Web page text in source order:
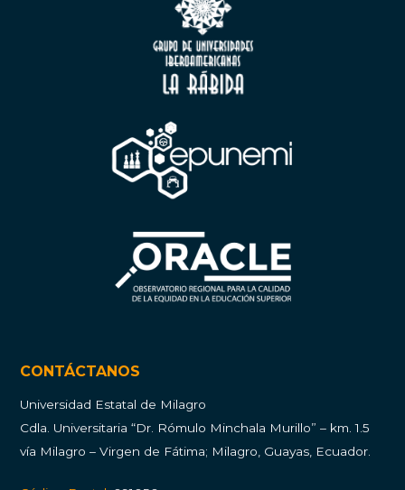
CONTÁCTANOS
Universidad Estatal de Milagro
Cdla. Universitaria “Dr. Rómulo Minchala Murillo” – km. 1.5
vía Milagro – Virgen de Fátima; Milagro, Guayas, Ecuador.